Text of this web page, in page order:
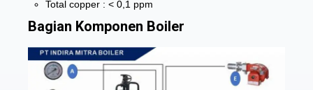
Total copper : < 0,1 ppm
Bagian Komponen Boiler